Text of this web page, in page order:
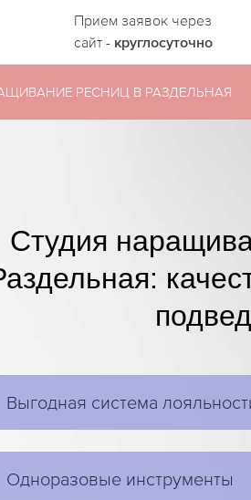
Прием заявок через
сайт - круглосуточно
РЕСНИЦ В РАЗДЕЛЬНАЯ
Студия
Выгодная система
Одноразовые инструменты